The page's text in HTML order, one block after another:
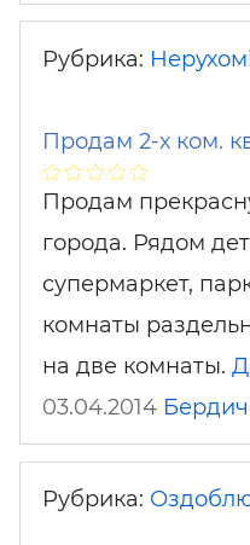
Рубрика:
Продам 2-х ком.
Продам
города. Рядом
супермаркет,
комнаты
на две комнаты.
03.04.2014
Рубрика: